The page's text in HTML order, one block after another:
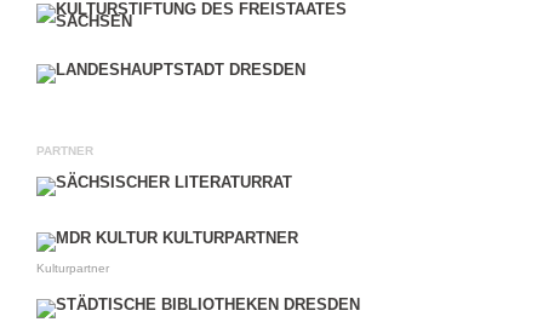
PARTNER
Kulturpartner